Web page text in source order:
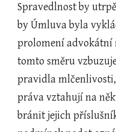
Spravedlnost by
by Úmluva byla
prolomení advokátní
tomto směru
pravidla
práva vztahují na
bránit jejich